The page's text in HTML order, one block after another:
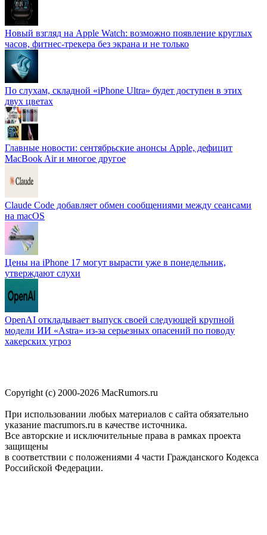
Новый взгляд на Apple Watch: возможно появление круглых
часов, фитнес-трекера без экрана и не только
По слухам, складной «iPhone Ultra» будет доступен в этих
двух цветах
Главные новости: сентябрьские анонсы Apple, дефицит
MacBook Air и многое другое
Claude Code добавляет обмен сообщениями между сеансами
на macOS
Цены на iPhone 17 могут вырасти уже в понедельник,
утверждают слухи
OpenAI откладывает выпуск своей следующей крупной
модели ИИ «Astra» из-за серьезных опасений по поводу
хакерских угроз
Copyright (c) 2000-2026 MacRumors.ru
При использовании любых материалов с сайта обязательно
указание macrumors.ru в качестве источника.
Все авторские и исключительные права в рамках проекта
защищены
в соответствии с положениями 4 части Гражданского Кодекса
Российской Федерации.